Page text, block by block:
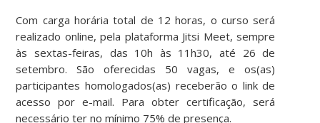
Com carga horária total de 12 horas, o curso será
realizado online, pela plataforma Jitsi Meet, sempre
às sextas-feiras, das 10h às 11h30, até 26 de
setembro. São oferecidas 50 vagas, e os(as)
participantes homologados(as) receberão o link de
acesso por e-mail. Para obter certificação, será
necessário ter no mínimo 75% de presença.